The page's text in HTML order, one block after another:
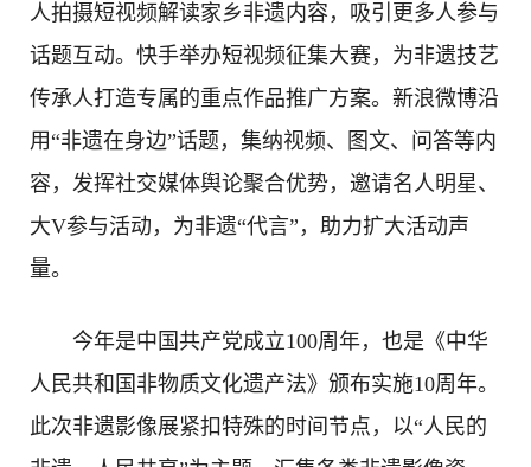
人拍摄短视频解读家乡非遗内容，吸引更多人参与
话题互动。快手举办短视频征集大赛，为非遗技艺
传承人打造专属的重点作品推广方案。新浪微博沿
用“非遗在身边”话题，集纳视频、图文、问答等内
容，发挥社交媒体舆论聚合优势，邀请名人明星、
大V参与活动，为非遗“代言”，助力扩大活动声
量。
今年是中国共产党成立100周年，也是《中华
人民共和国非物质文化遗产法》颁布实施10周年。
此次非遗影像展紧扣特殊的时间节点，以“人民的